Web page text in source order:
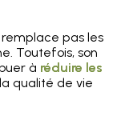
pas les
Toutefois, son
à réduire les
qualité de vie